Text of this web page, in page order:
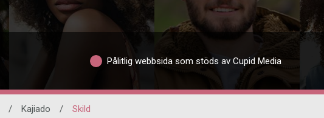
Pålitlig webbsida som stöds av Cupid Media
/ Kajiado / Skild